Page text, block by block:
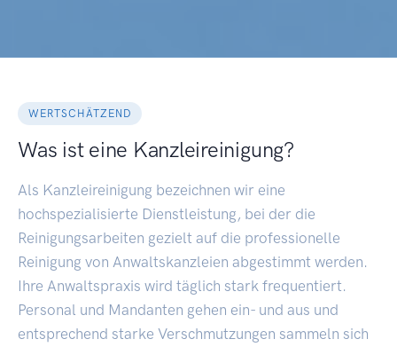
WERTSCHÄTZEND
Was ist eine Kanzleireinigung?
Als Kanzleireinigung bezeichnen wir eine
hochspezialisierte Dienstleistung, bei der die
Reinigungsarbeiten gezielt auf die professionelle
Reinigung von Anwaltskanzleien abgestimmt werden.
Ihre Anwaltspraxis wird täglich stark frequentiert.
Personal und Mandanten gehen ein- und aus und
entsprechend starke Verschmutzungen sammeln sich